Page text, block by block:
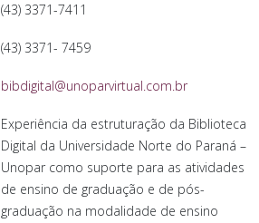
(43) 3371-7411
(43) 3371- 7459
bibdigital@unoparvirtual.com.br
Experiência da estruturação da Biblioteca
Digital da Universidade Norte do Paraná –
Unopar como suporte para as atividades
de ensino de graduação e de pós-
graduação na modalidade de ensino